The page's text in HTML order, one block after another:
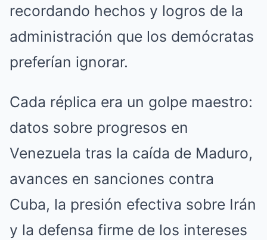
recordando hechos y logros de la
administración que los demócratas
preferían ignorar.
Cada réplica era un golpe maestro:
datos sobre progresos en
Venezuela tras la caída de Maduro,
avances en sanciones contra
Cuba, la presión efectiva sobre Irán
y la defensa firme de los intereses